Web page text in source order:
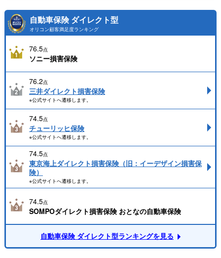
自動車保険 ダイレクト型
オリコン顧客満足度ランキング
76.5点
ソニー損害保険
76.2点
三井ダイレクト損害保険
※公式サイトへ遷移します。
74.5点
チューリッヒ保険
※公式サイトへ遷移します。
74.5点
東京海上ダイレクト損害保険（旧：イーデザイン損害保
険）
※公式サイトへ遷移します。
74.5点
SOMPOダイレクト損害保険 おとなの自動車保険
自動車保険 ダイレクト型ランキングを見る